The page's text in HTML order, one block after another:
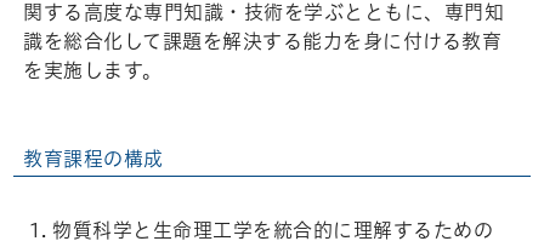
関する高度な専門知識・技術を学ぶとともに、専門知
識を総合化して課題を解決する能力を身に付ける教育
を実施します。
教育課程の構成
物質科学と生命理工学を統合的に理解するための